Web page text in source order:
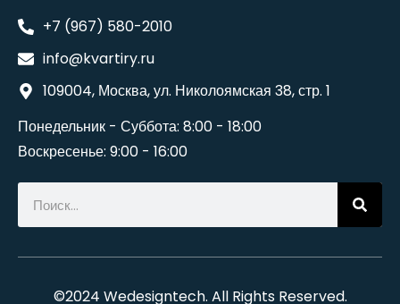
+7 (967) 580-2010
info@kvartiry.ru
109004, Москва, ул. Николоямская 38, стр. 1
Понедельник - Суббота: 8:00 - 18:00
Воскресенье: 9:00 - 16:00
©2024 Wedesigntech. All Rights Reserved.